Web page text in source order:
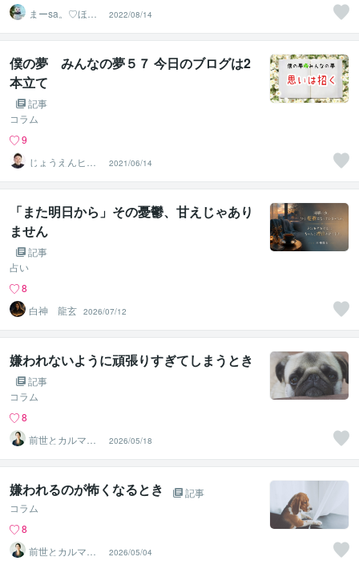
まーsa。♡ほの
ぼのブログ毎日
配信♡
2022/08/14
僕の夢 みんなの夢５７ 今日のブログは2
本立て
記事
コラム
9
じょうえんヒカ
ル⭐️介護業界の救
世主
2021/06/14
「また明日から」その憂鬱、甘えじゃあり
ません
記事
占い
8
白神 龍玄 2026/07/12
嫌われないように頑張りすぎてしまうとき
記事
コラム
8
前世とカルマの
翻訳者 Haku
2026/05/18
嫌われるのが怖くなるとき
記事
コラム
8
前世とカルマの
翻訳者 Haku
2026/05/04